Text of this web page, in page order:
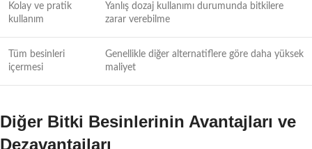
Kolay ve pratik
kullanım
Yanlış dozaj kullanımı durumunda bitkilere
zarar verebilme
Tüm besinleri
içermesi
Genellikle diğer alternatiflere göre daha yüksek
maliyet
Diğer Bitki Besinlerinin Avantajları ve
Dezavantajları